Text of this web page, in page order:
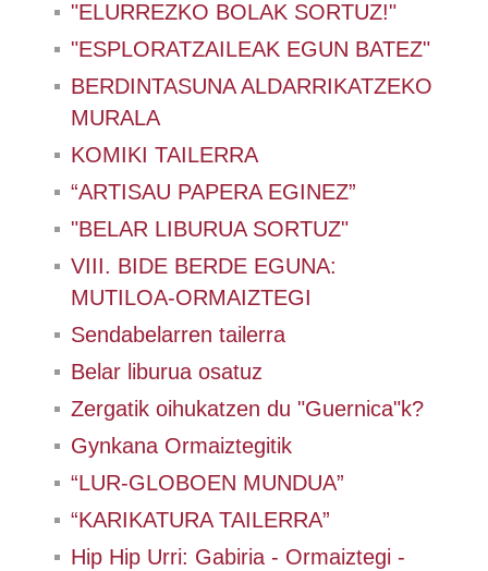
"ELURREZKO BOLAK SORTUZ!"
"ESPLORATZAILEAK EGUN BATEZ"
BERDINTASUNA ALDARRIKATZEKO
MURALA
KOMIKI TAILERRA
“ARTISAU PAPERA EGINEZ”
"BELAR LIBURUA SORTUZ"
VIII. BIDE BERDE EGUNA:
MUTILOA-ORMAIZTEGI
Sendabelarren tailerra
Belar liburua osatuz
Zergatik oihukatzen du "Guernica"k?
Gynkana Ormaiztegitik
“LUR-GLOBOEN MUNDUA”
“KARIKATURA TAILERRA”
Hip Hip Urri: Gabiria - Ormaiztegi -